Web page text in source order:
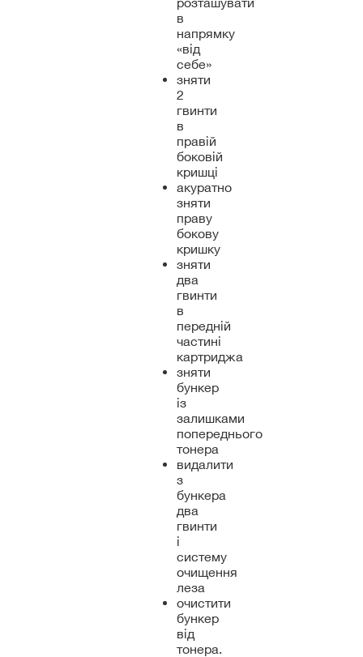
в
напрямку
«від
себе»
зняти
2
гвинти
в
правій
боковій
кришці
акуратно
зняти
праву
бокову
кришку
зняти
два
гвинти
в
передній
частині
картриджа
зняти
бункер
із
залишками
попереднього
тонера
видалити
з
бункера
два
гвинти
і
систему
очищення
леза
очистити
бункер
від
тонера.